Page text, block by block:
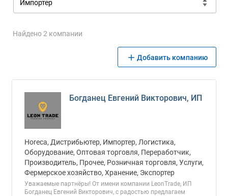
Найдено 2 компании
Добавить компанию
Богданец Евгений Викторович, ИП
Horeca, Дистрибьютер, Импортер, Логистика,
Оборудование, Оптовая торговля, Переработчик,
Производитель, Прочее, Розничная торговля, Услуги,
Фермерское хозяйство, Хранение, Экспортер
Уважаемые партнёры! От имени компании LeonTrade, ИП
Богданец Евгений Викторович, с радостью предлагаем